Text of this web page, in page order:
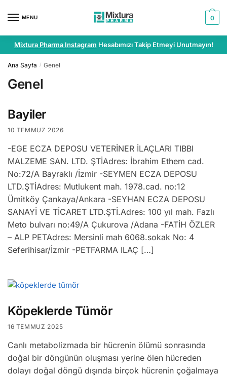
MENU 0
Mixtura Pharma Instagram Hesabımızı Takip Etmeyi Unutmayın!
Ana Sayfa / Genel
Genel
Bayiler
10 TEMMUZ 2026
-EGE ECZA DEPOSU VETERİNER İLAÇLARI TIBBI
MALZEME SAN. LTD. ŞTİAdres: İbrahim Ethem cad.
No:72/A Bayraklı /İzmir -SEYMEN ECZA DEPOSU
LTD.ŞTİAdres: Mutlukent mah. 1978.cad. no:12
Ümitköy Çankaya/Ankara -SEYHAN ECZA DEPOSU
SANAYİ VE TİCARET LTD.ŞTİ.Adres: 100 yıl mah. Fazlı
Meto bulvarı no:49/A Çukurova /Adana -FATİH ÖZLER
– ALP PETAdres: Mersinli mah 6068.sokak No: 4
Seferihisar/İzmir -PETFARMA ILAÇ […]
Köpeklerde Tümör
16 TEMMUZ 2025
Canlı metabolizmada bir hücrenin ölümü sonrasında
doğal bir döngünün oluşması yerine ölen hücreden
dolayı doğal döngü dışında birçok hücrenin çoğalmaya